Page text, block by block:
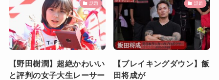
話題
【野田樹潤】超絶かわいい
と評判の女子大生レーサー
話題
【ブレイキングダウン】飯
田将成が